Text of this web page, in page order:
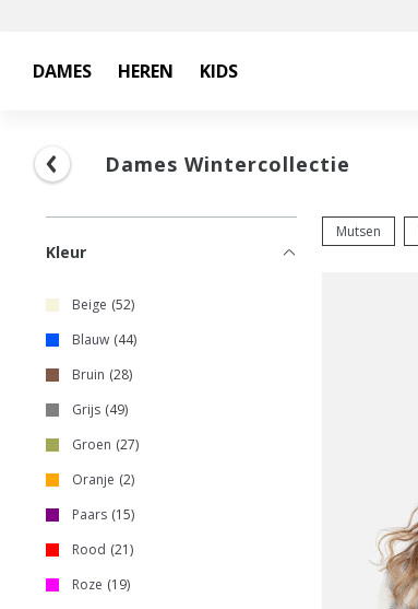
DAMES HEREN KIDS
Dames Wintercollectie
Kleur
Beige 52
Blauw 44
Bruin 28
Grijs 49
Groen 27
Oranje 2
Paars 15
Rood 21
Roze 19
Mutsen